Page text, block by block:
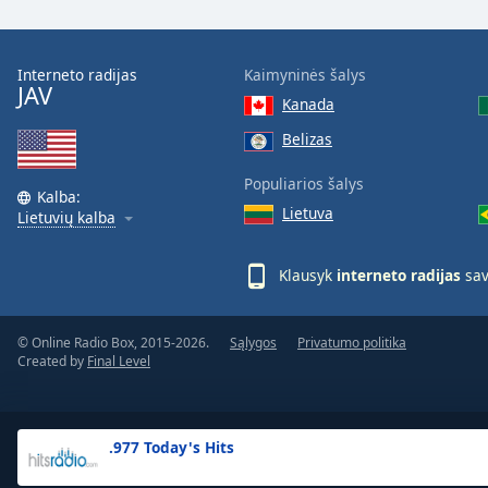
Text
Opacity
Background
.977 Today's Hits
Interneto radijas
JAV
Kalba:
Lietuvių kalba
Kaimyninės šalys
Kanada
Belizas
Populiarios šalys
Lietuva
Klausyk interneto radijas
© Online Radio Box, 2015-2026.
Created by Final Level
Sąlygos Privatumo politika